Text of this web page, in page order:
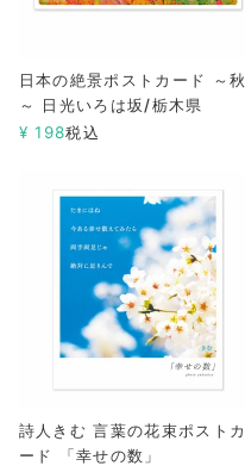
日本の絶景ポストカード ～秋
～ 日光いろは坂/栃木県
¥ 198税込
詩人きむ 言葉の花束ポストカ
ード 「幸せの数」